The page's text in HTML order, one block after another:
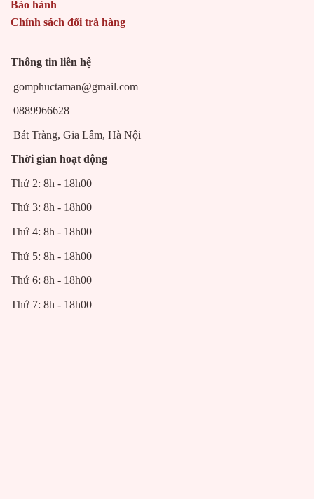
Bảo hành
Chính sách đổi trả hàng
Thông tin liên hệ
gomphuctaman@gmail.com
0889966628
Bát Tràng, Gia Lâm, Hà Nội
Thời gian hoạt động
Thứ 2: 8h - 18h00
Thứ 3: 8h - 18h00
Thứ 4: 8h - 18h00
Thứ 5: 8h - 18h00
Thứ 6: 8h - 18h00
Thứ 7: 8h - 18h00